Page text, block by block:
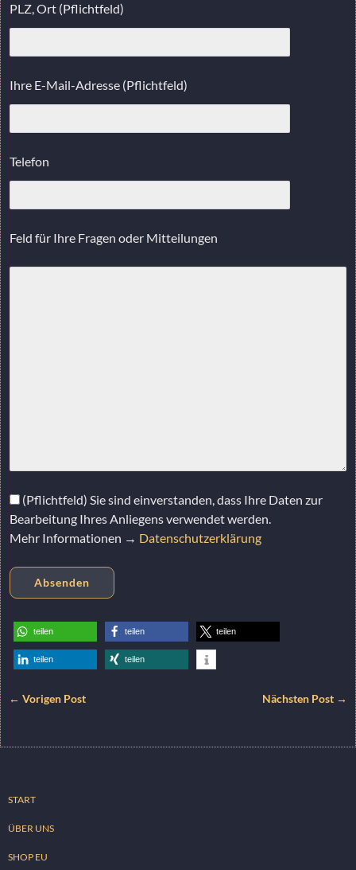
PLZ, Ort (Pflichtfeld)
Ihre E-Mail-Adresse (Pflichtfeld)
Telefon
Feld für Ihre Fragen oder Mitteilungen
(Pflichtfeld) Sie sind einverstanden, dass Ihre Daten zur
Bearbeitung Ihres Anliegens verwendet werden.
Mehr Informationen → Datenschutzerklärung
teilen teilen teilen
teilen teilen
← Vorigen Post Nächsten Post →
START
ÜBER UNS
SHOP EU